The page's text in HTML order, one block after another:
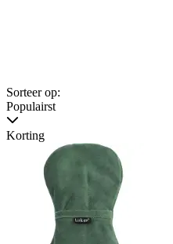
Sorteer op:
Populairst
Korting